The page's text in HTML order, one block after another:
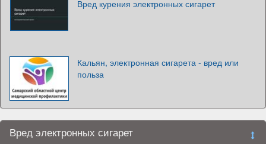
Вред курения электронных сигарет
Кальян, электронная сигарета - вред или
польза
Вред электронных сигарет